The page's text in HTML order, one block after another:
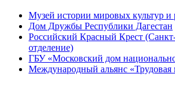
Музей истории мировых культур и
Дом Дружбы Республики Дагестан
Российский Красный Крест
отделение)
ГБУ «Московский дом
Международный альянс «Трудовая